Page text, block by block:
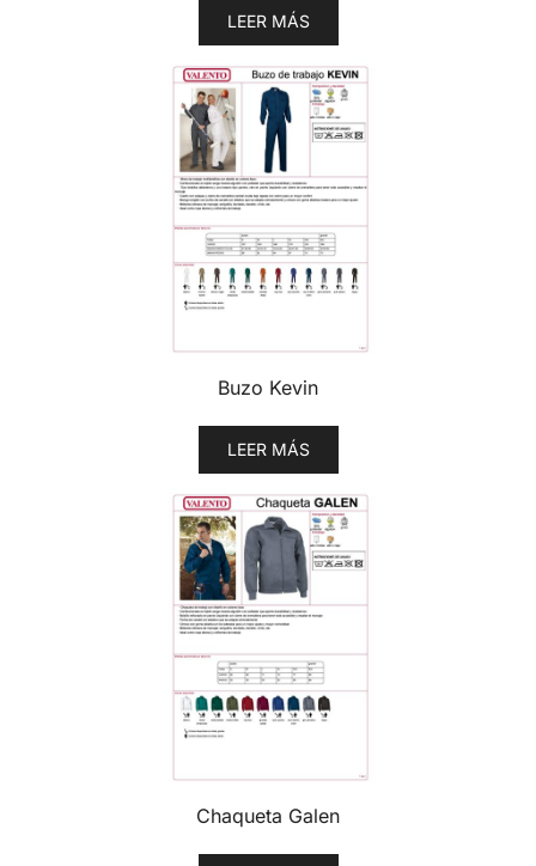
LEER MÁS
Buzo Kevin
LEER MÁS
Chaqueta Galen